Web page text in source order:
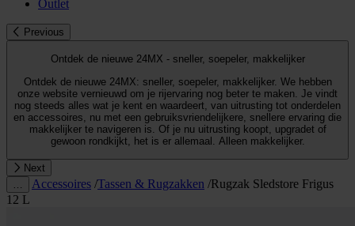
Outlet
Previous
Ontdek de nieuwe 24MX - sneller, soepeler, makkelijker
Ontdek de nieuwe 24MX: sneller, soepeler, makkelijker. We hebben
onze website vernieuwd om je rijervaring nog beter te maken. Je vindt
nog steeds alles wat je kent en waardeert, van uitrusting tot onderdelen
en accessoires, nu met een gebruiksvriendelijkere, snellere ervaring die
makkelijker te navigeren is. Of je nu uitrusting koopt, upgradet of
gewoon rondkijkt, het is er allemaal. Alleen makkelijker.
Next
Accessoires /Tassen & Rugzakken /Rugzak Sledstore Frigus
12 L